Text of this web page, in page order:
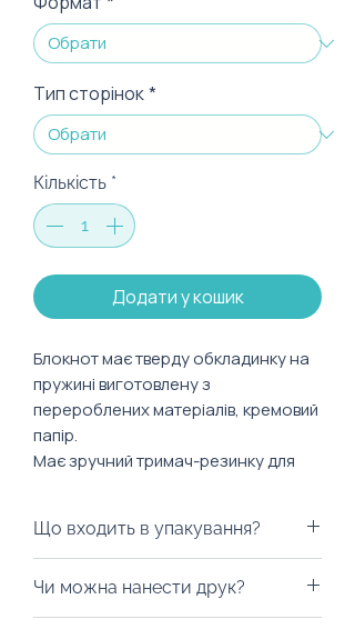
Тип сторінок*
Кількість *
Додати у кошик
Блокнот має тверду обкладинку на
пружині виготовлену з
перероблених матеріалів, кремовий
папір.
Має зручний тримач-резинку для
Характеристики:
Розмір: 105x148 мм
Тип сторінок: клітинка
Що входить в упакування?
яку коробку на ваш смак, пакети
з екологічних матеріалів, дой-
Чи можна нанести друк?